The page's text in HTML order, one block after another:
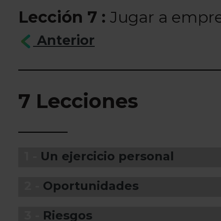
Lección 7 : Jugar a
Anterior
7 Lecciones
Un ejercicio personal
Oportunidades
Riesgos